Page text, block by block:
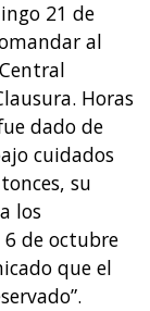
21 de
al
Horas
dado de
cuidados
su
los
de octubre
que el